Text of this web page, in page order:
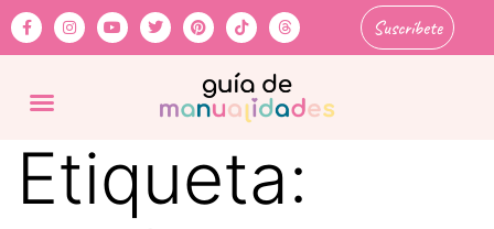
Suscríbete
Etiqueta: